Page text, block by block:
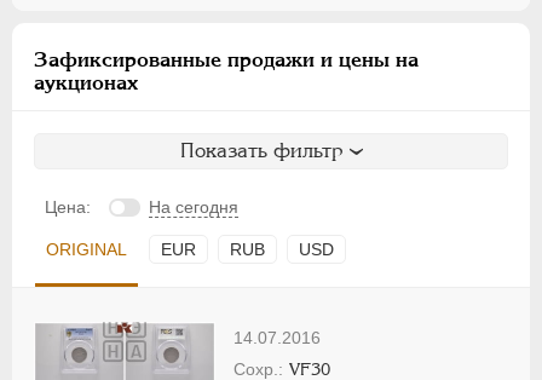
Зафиксированные продажи и цены на
аукционах
Показать фильтр
Цена: На сегодня
ORIGINAL EUR RUB USD
14.07.2016
VF30